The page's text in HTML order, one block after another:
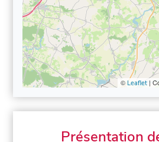
© Leaflet|
Présentation